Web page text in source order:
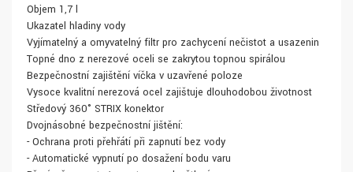
Objem 1,7 l
Ukazatel hladiny vody
Vyjímatelný a omyvatelný filtr pro zachycení nečistot a usazenin
Topné dno z nerezové oceli se zakrytou topnou spirálou
Bezpečnostní zajištění víčka v uzavřené poloze
Vysoce kvalitní nerezová ocel zajišťuje dlouhodobou životnost
Středový 360° STRIX konektor
Dvojnásobné bezpečnostní jištění:
- Ochrana proti přehřátí při zapnutí bez vody
- Automatické vypnutí po dosažení bodu varu